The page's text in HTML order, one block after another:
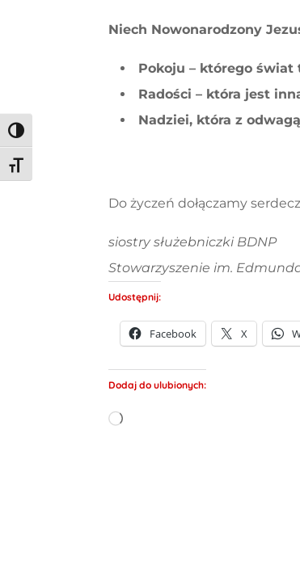
Toggle High Contrast
Toggle Font size
Niech Nowonarodzony
Pokoju – którego
Radości – która jest
Nadziei, która z odwagą
Do życzeń dołączamy
siostry służebniczki BDNP
Stowarzyszenie im.
Udostępnij:
Facebook X
Dodaj do ulubionych:
Wczytywanie…